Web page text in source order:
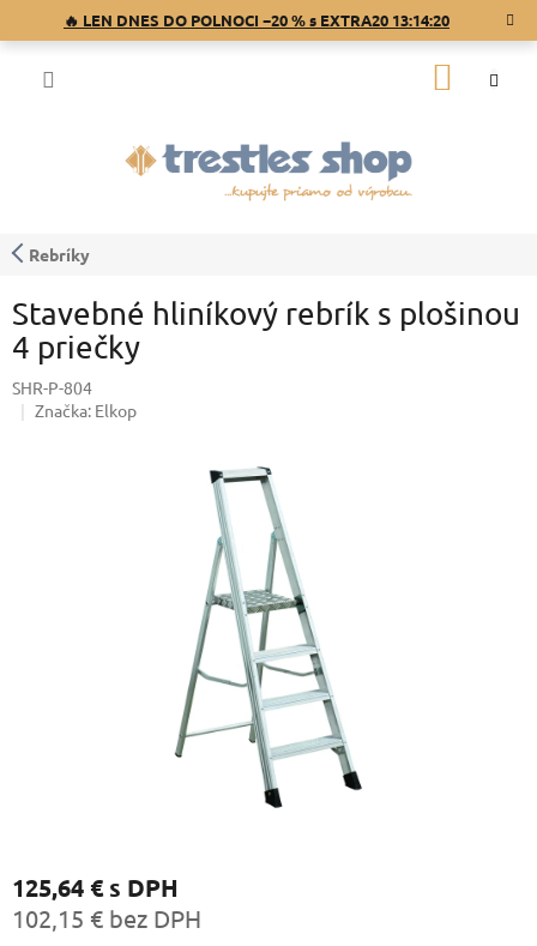
🔥 LEN DNES DO POLNOCI −20 % s EXTRA20 13:14:20
Rebríky
Stavebné hliníkový rebrík s plošinou
4 priečky
SHR-P-804
Značka: Elkop
125,64 €s DPH
102,15 € bez DPH